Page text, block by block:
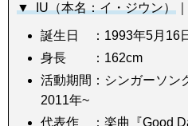
▼ IU（本名：イ・ジウン）
誕生日 ：1993年5月16
身長 ：162cm
活動期間：シンガーソン
2011年~
代表作 ：楽曲『Good